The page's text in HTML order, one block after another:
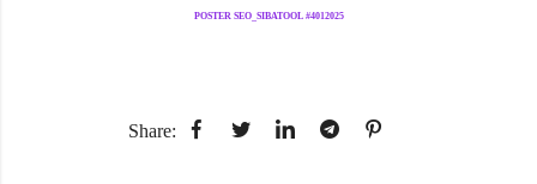
POSTER SEO_SIBATOOL #4012025
Share: